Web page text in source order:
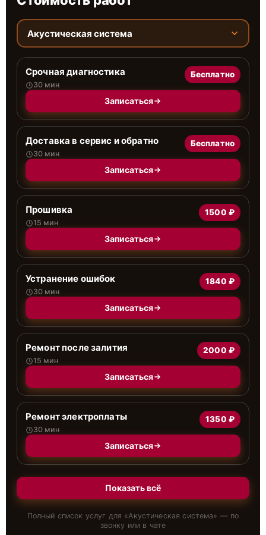
Акустическая система
Срочная диагностика
30 мин
Бесплатно
Записаться
Доставка в сервис и обратно
30 мин
Бесплатно
Записаться
Прошивка
15 мин
1500 ₽
Записаться
Устранение ошибок
30 мин
1840 ₽
Записаться
Ремонт после залития
15 мин
2000 ₽
Записаться
Ремонт электроплаты
30 мин
1350 ₽
Записаться
Показать всё
Полный список услуг для «Акустическая система» — по
звонку или в чате